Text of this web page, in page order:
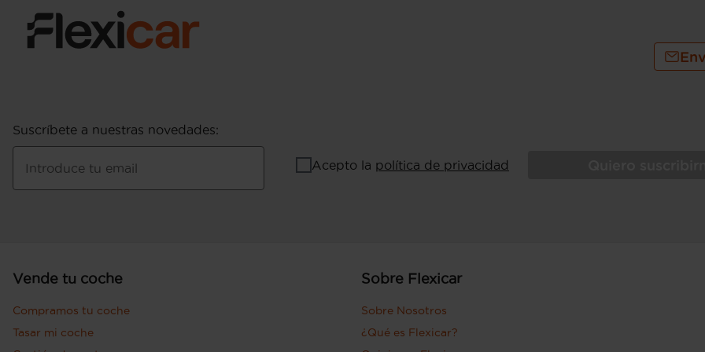
Suscríbete a nuestras novedades:
Introduce tu email Acepto la política de privacidad
Vende tu coche
Compramos tu coche
Tasar mi coche
Sobre Flexicar
Sobre Nosotros
¿Qué es Flexicar?